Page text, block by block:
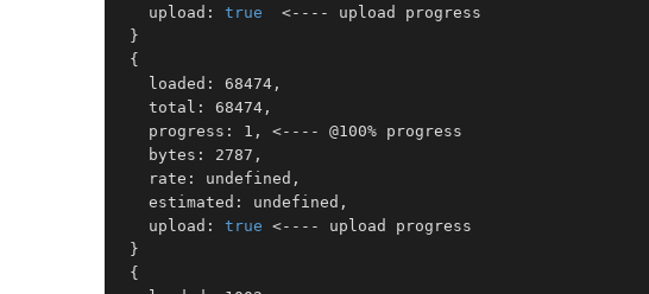
   upload:
true
  <---- upload progress
}
{
   loaded: 68474,
   total: 68474,
   progress: 1, <---- @100% progress
   bytes: 2787,
   rate: undefined,
   estimated: undefined,
   upload:
true <---- upload progress
}
{